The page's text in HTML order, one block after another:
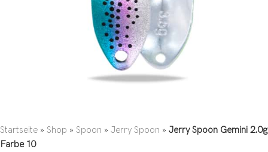
Startseite » Shop » Spoon » Jerry Spoon » Jerry Spoon Gemini 2.0g
Farbe 10